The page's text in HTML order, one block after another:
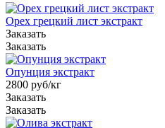
Орех грецкий лист экстракт
Заказать
Заказать
Опунция экстракт
2800 руб/кг
Заказать
Заказать